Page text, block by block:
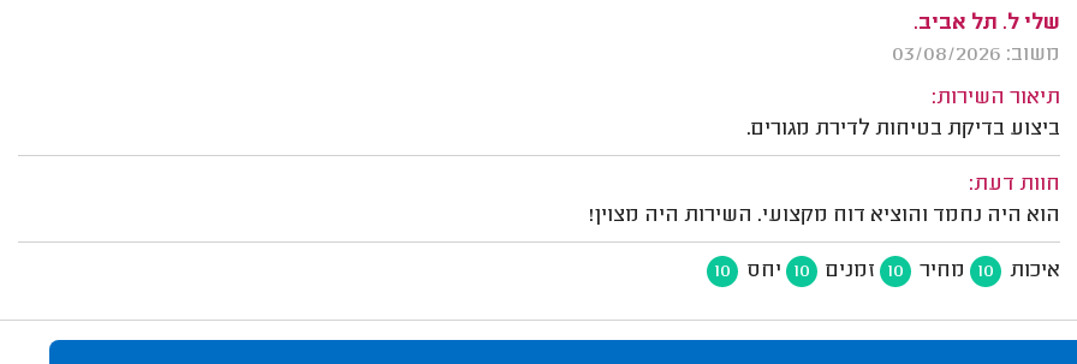
שלי ל. תל אביב.
משוב: 03/08/2026
תיאור השירות:
ביצוע בדיקת בטיחות לדירת מגורים.
חוות דעת:
הוא היה נחמד והוציא דוח מקצועי. השירות היה מצוין!
איכות 10 מחיר 10 זמנים 10 יחס 10